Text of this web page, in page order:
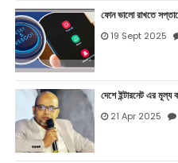
ফোন ভালো রাখতে
19 Sept 2025
দেশে ইন্টারনেট এর
21 Apr 2025